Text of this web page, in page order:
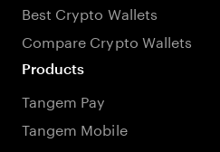
Best Crypto Wallets
Compare Crypto Wallets
Products
Tangem Pay
Tangem Mobile